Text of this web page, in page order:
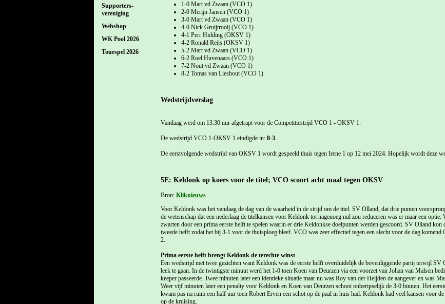
Supporters-
vereniging
Webshop
WK Pool 2026
Tourspel 2026
1-0 Mart vd Zwaan (VCO 1)
2-0 Merijn Jansen (VCO 1)
3-0 Mart vd Zwaan (VCO 1)
4-0 Nick Gruijtrooij (VCO 1)
4-1 Perr Hidding (OKSV 1)
4-2 Ronald Reijs (OKSV 1)
5-2 Mart vd Zwaan (VCO 1)
6-2 Roel Huvenaars (VCO 1)
7-2 Nout vd Zwaan (VCO 1)
8-2 Tomas van Lieshout (VCO 1)
Wedstrijdverslag
Vandaag werd om 13:30 uur afgetrapt voor de Competitiestrijd VCO 1 - OKSV 1.
De wedstrijd VCO 1-OKSV 1 eindigde in: 8-3.
De eerstvolgende wedstrijd van OKSV 1 wordt gespeeld thuis tegen Irene 1 op 12 mei 2024. Hopelijk wordt deze
5E: Keldonk op koers voor de titel; VCO scoort acht maal tegen OKSV
Bron: Kliknieuws
Voor Keldonk was het vandaag de dag van de waarheid in de strijd om de titel. SV Olland, dat drie punten
de wetenschap dat een nederlaag de titelkansen voor Keldonk tot nagenoeg nul zou reduceren was er maar een
zwarten door een prima eerste helft te spelen waarin er drie Keldonkse doelpunten werden gescoord. SV Olland kon
tweede helft zodat het bij 3-1 voor de thuisploeg bleef. VCO was zeer effectief tegen een slecht voor de dag
2.
Prima eerste helft brengt Keldonk de terechte winst
Een wedstrijd met twee gezichten want Keldonk was de eerste helft overduidelijk de bovenliggende partij terwijl SV
leek te gaan. In de twintigste minuut werd het 1-0 toen Koen van Deurzen via een voorzet van Johan van Malsen
keeper passeerde. Twee minuten later een identieke situatie maar nu was Roy van der Heijden de aangever en was
Weer vijf minuten later een penalty voor Keldonk en Koen van Deurzen schoot onberipselijk de 3-0 binnen. Het
kwam pas na ruim een half uur toen Robert Erven een schot op de paal in huis had. Keldonk had veel kansen voor
op de kruising.